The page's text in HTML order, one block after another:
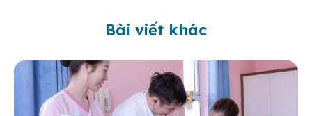
Bài viết khác